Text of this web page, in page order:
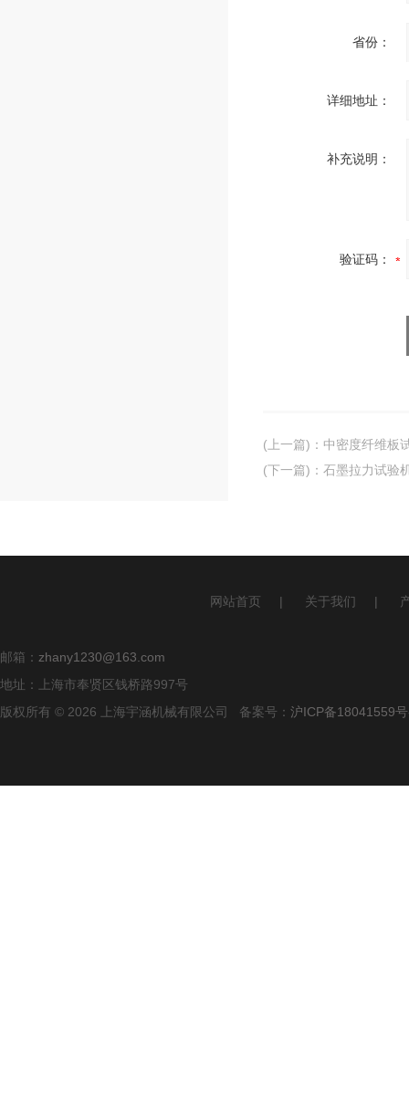
省份：
详细地址：
补充说明：
验证码：
(上一篇) ： 中密度纤维板
(下一篇) ： 石墨拉力试验
网站首页 | 关于我们 |
邮箱： zhany1230@163.com
地址：上海市奉贤区钱桥路997号
版权所有 © 2026 上海宇涵机械有限公司 备案号： 沪ICP备18041559